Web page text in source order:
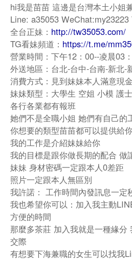
hi我是苗苗 這邊是台灣本土小姐
Line: a35053
全台正妹： http://tw35053.com/
TG看妹頻道： https://t.me/
營業時間：下午12：00--凌晨03
外送地區：台北-台中-台南-新北-
消費方式：見到妹妹本人滿意現
妹妹類型：大學生 空姐 小模 護
各行各業都有報班
她們不是全職小姐 她們有自己的
你想要的類型苗苗都可以提供給
我的工作是介紹妹妹給你
我的目標是跟你做長期的配合
妹妹 身材密碼一定跟本人0差距
照片一定跟本人無區別
我許諾： 工作時間內發訊息一定
我也希望你可以：加入我主動
方便的時間
那麼多茶莊 加入我就是一種緣
交際
有想要下海兼職的女生可以找我